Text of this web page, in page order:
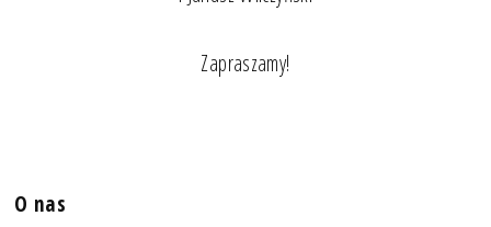
Zapraszamy!
O nas